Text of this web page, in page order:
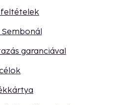
feltételek
Sembonál
garanciával